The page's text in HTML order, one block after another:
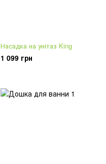
Насадка на унітаз King
1 099 грн